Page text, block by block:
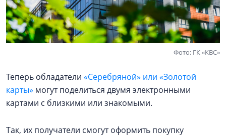
Фото: ГК «КВС»
Теперь обладатели «Серебряной» или «Золотой
карты» могут поделиться двумя электронными
картами с близкими или знакомыми.
Так, их получатели смогут оформить покупку